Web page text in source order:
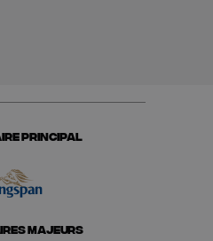
PRINCIPAL
MAJEURS